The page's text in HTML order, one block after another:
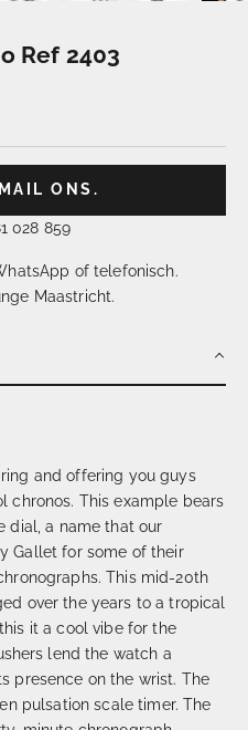
Ref 2403
ONS.
028 859
of telefonisch.
Maastricht.
and offering you guys
chronos. This example bears
dial, a name that our
Gallet for some of their
This mid-20th
over the years to a tropical
it a cool vibe for the
lend the watch a
presence on the wrist. The
pulsation scale timer. The